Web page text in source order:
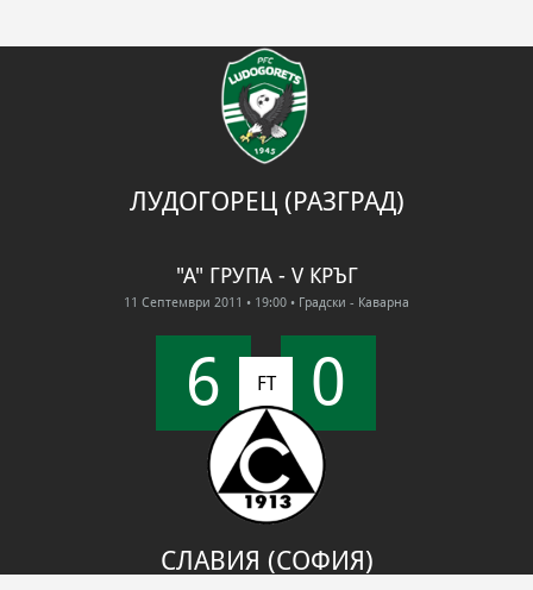
ЛУДОГОРЕЦ (РАЗГРАД)
"А" ГРУПА - V КРЪГ
11 Септември 2011 • 19:00 • Градски - Каварна
6 FT 0
СЛАВИЯ (СОФИЯ)